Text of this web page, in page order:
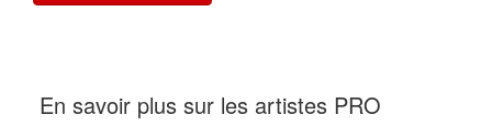
En savoir plus sur les artistes PRO